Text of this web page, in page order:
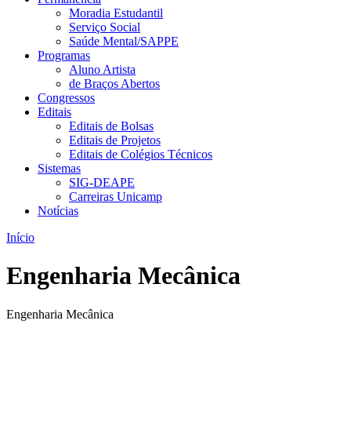
Moradia Estudantil
Serviço Social
Saúde Mental/SAPPE
Programas
Aluno Artista
de Braços Abertos
Congressos
Editais
Editais de Bolsas
Editais de Projetos
Editais de Colégios Técnicos
Sistemas
SIG-DEAPE
Carreiras Unicamp
Notícias
Início
Engenharia Mecânica
Engenharia Mecânica